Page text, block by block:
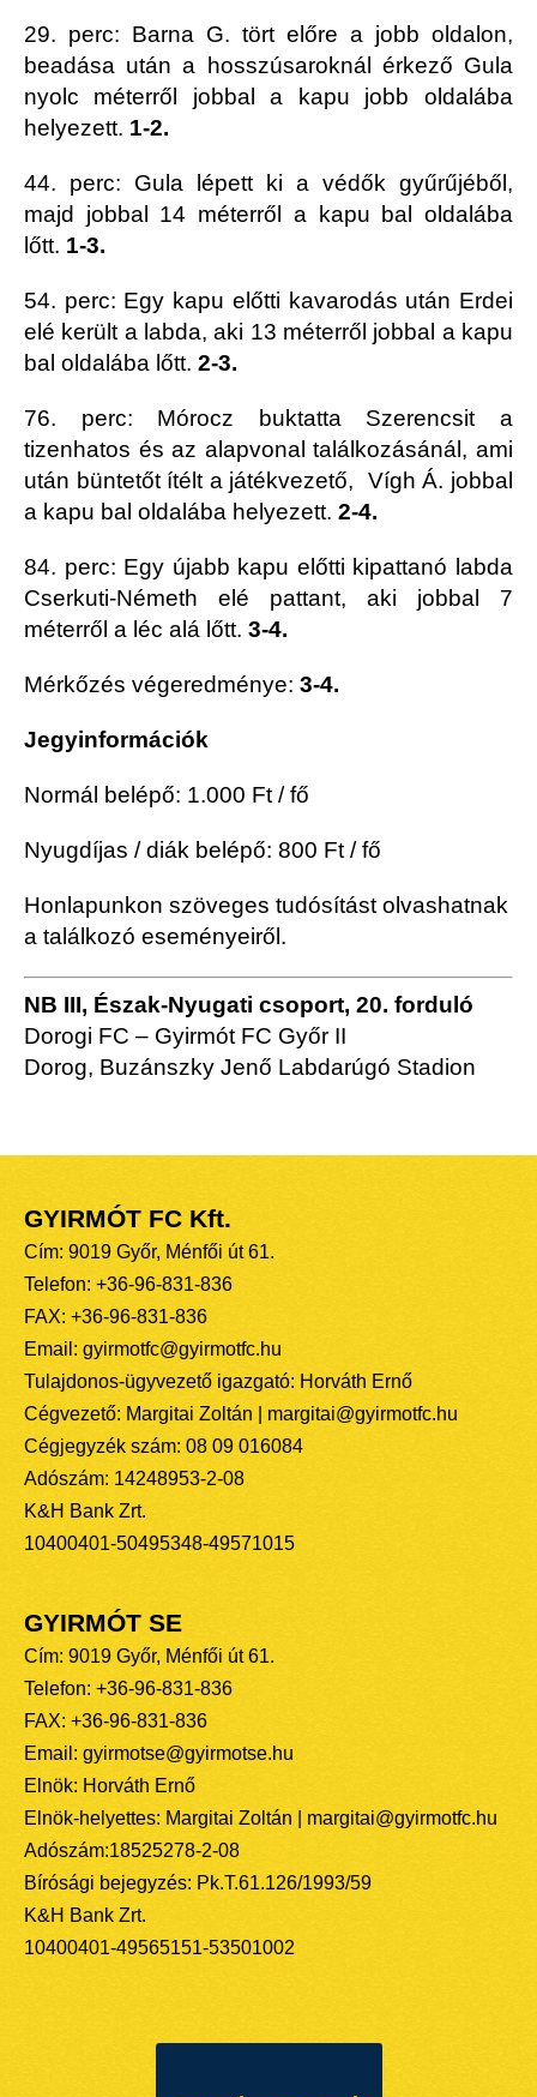
29. perc: Barna G. tört előre a jobb oldalon,
beadása után a hosszúsaroknál érkező Gula
nyolc méterről jobbal a kapu jobb oldalába
helyezett. 1-2.
44. perc: Gula lépett ki a védők gyűrűjéből,
majd jobbal 14 méterről a kapu bal oldalába
lőtt. 1-3.
54. perc: Egy kapu előtti kavarodás után Erdei
elé került a labda, aki 13 méterről jobbal a kapu
bal oldalába lőtt. 2-3.
76. perc: Mórocz buktatta Szerencsit a
tizenhatos és az alapvonal találkozásánál, ami
után büntetőt ítélt a játékvezető, Vígh Á. jobbal
a kapu bal oldalába helyezett. 2-4.
84. perc: Egy újabb kapu előtti kipattanó labda
Cserkuti-Németh elé pattant, aki jobbal 7
méterről a léc alá lőtt. 3-4.
Mérkőzés végeredménye: 3-4.
Jegyinformációk
Normál belépő: 1.000 Ft / fő
Nyugdíjas / diák belépő: 800 Ft / fő
Honlapunkon szöveges tudósítást olvashatnak
a találkozó eseményeiről.
NB III, Észak-Nyugati csoport, 20. forduló
Dorogi FC – Gyirmót FC Győr II
Dorog, Buzánszky Jenő Labdarúgó Stadion
GYIRMÓT FC Kft.
Cím: 9019 Győr, Ménfői út 61.
Telefon: +36-96-831-836
FAX: +36-96-831-836
Email: gyirmotfc@gyirmotfc.hu
Tulajdonos-ügyvezető igazgató: Horváth Ernő
Cégvezető: Margitai Zoltán | margitai@gyirmotfc.hu
Cégjegyzék szám: 08 09 016084
Adószám: 14248953-2-08
K&H Bank Zrt.
10400401-50495348-49571015
GYIRMÓT SE
Cím: 9019 Győr, Ménfői út 61.
Telefon: +36-96-831-836
FAX: +36-96-831-836
Email: gyirmotse@gyirmotse.hu
Elnök: Horváth Ernő
Elnök-helyettes: Margitai Zoltán | margitai@gyirmotfc.hu
Adószám:18525278-2-08
Bírósági bejegyzés: Pk.T.61.126/1993/59
K&H Bank Zrt.
10400401-49565151-53501002